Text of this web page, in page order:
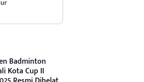
Badminton
Kota Cup II